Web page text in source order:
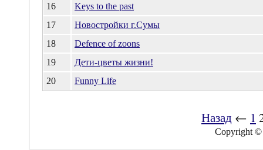
16
Keys to the past
17
Новостройки г.Сумы
18
Defence of zoons
19
Дети-цветы жизни!
20
Funny Life
Назад ← 1
Copyright